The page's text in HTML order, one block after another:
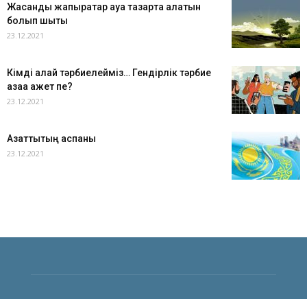
Жасанды жапырақтар ауа тазарта алатын
болып шықты
23.12.2021
Кімді қалай тәрбиелейміз… Гендірлік тәрбие
қазаққа қажет пе?
23.12.2021
Азаттықтың аспаны
23.12.2021